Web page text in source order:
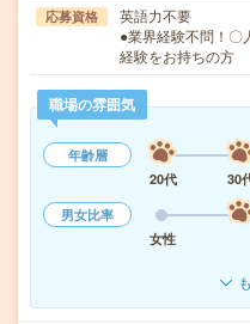
応募資格
英語力不要
●業界経験不問！〇
経験をお持ちの方
職場の雰囲気
年齢層
20代
30
男女比率
女性